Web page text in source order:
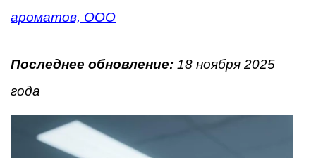
ароматов, ООО
Последнее обновление: 18 ноября 2025
года